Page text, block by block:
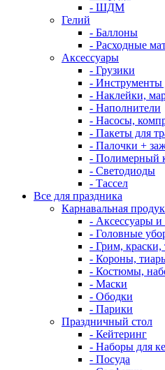
- ШДМ
Гелий
- Баллоны
- Расходные
Аксессуары
- Грузики
- Инструменты
- Наклейки,
- Наполнители
- Насосы,
- Пакеты для
- Палочки +
- Полимерный
- Светодиоды
- Тассел
Все для праздника
Карнавальная
- Аксессуары и
- Головные
- Грим, краски,
- Короны,
- Костюмы,
- Маски
- Ободки
- Парики
Праздничный стол
- Кейтеринг
- Наборы для
- Посуда